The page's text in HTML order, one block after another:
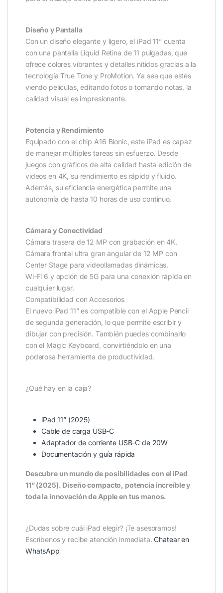
Diseño y Pantalla
Con un diseño elegante y ligero, el iPad 11” cuenta
con una pantalla Liquid Retina de 11 pulgadas, que
ofrece colores vibrantes y detalles nítidos gracias a la
tecnología True Tone y ProMotion. Ya sea que estés
viendo películas, editando fotos o tomando notas, la
calidad visual es impresionante.
Potencia y Rendimiento
Equipado con el chip A16 Bionic, este iPad es capaz
de manejar múltiples tareas sin esfuerzo. Desde
juegos con gráficos de alta calidad hasta edición de
videos en 4K, su rendimiento es rápido y fluido.
Además, su eficiencia energética permite una
autonomía de hasta 10 horas de uso continuo.
Cámara y Conectividad
Cámara trasera de 12 MP con grabación en 4K.
Cámara frontal ultra gran angular de 12 MP con
Center Stage para videollamadas dinámicas.
Wi-Fi 6 y opción de 5G para una conexión rápida en
cualquier lugar.
Compatibilidad con Accesorios
El nuevo iPad 11” es compatible con el Apple Pencil
de segunda generación, lo que permite escribir y
dibujar con precisión. También puedes combinarlo
con el Magic Keyboard, convirtiéndolo en una
poderosa herramienta de productividad.
¿Qué hay en la caja?
iPad 11” (2025)
Cable de carga USB-C
Adaptador de corriente USB-C de 20W
Documentación y guía rápida
Descubre un mundo de posibilidades con el iPad
11” (2025). Diseño compacto, potencia increíble y
toda la innovación de Apple en tus manos.
¿Dudas sobre cuál iPad elegir? ¡Te asesoramos!
Escríbenos y recibe atención inmediata.Chatear en
WhatsApp